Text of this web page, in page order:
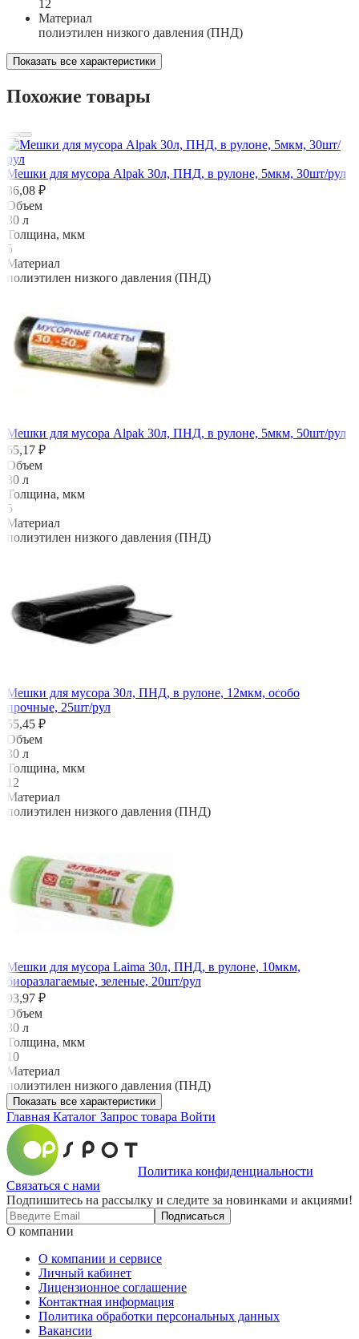
12
Материал
полиэтилен низкого давления (ПНД)
Показать все характеристики
Похожие товары
Мешки для мусора Alpak 30л, ПНД, в рулоне, 5мкм, 30шт/рул
36,08 ₽
Объем
30 л
Толщина, мкм
5
Материал
полиэтилен низкого давления (ПНД)
Мешки для мусора Alpak 30л, ПНД, в рулоне, 5мкм, 50шт/рул
65,17 ₽
Объем
30 л
Толщина, мкм
5
Материал
полиэтилен низкого давления (ПНД)
Мешки для мусора 30л, ПНД, в рулоне, 12мкм, особо
прочные, 25шт/рул
55,45 ₽
Объем
30 л
Толщина, мкм
12
Материал
полиэтилен низкого давления (ПНД)
Мешки для мусора Laima 30л, ПНД, в рулоне, 10мкм,
биоразлагаемые, зеленые, 20шт/рул
93,97 ₽
Объем
30 л
Толщина, мкм
10
Материал
полиэтилен низкого давления (ПНД)
Показать все характеристики
Главная Каталог Запрос товара Войти
Политика конфиденциальности
Связаться с нами
Подпишитесь на рассылку и следите за новинками и акциями!
Подписаться
О компании
О компании и сервисе
Личный кабинет
Лицензионное соглашение
Контактная информация
Политика обработки персональных данных
Вакансии